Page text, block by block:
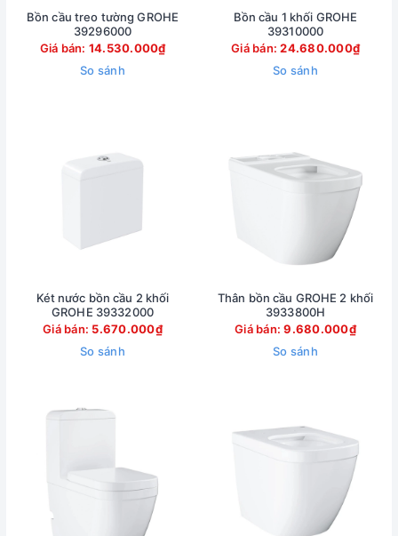
Bồn cầu treo tường GROHE
39296000
Giá bán: 14.530.000₫
So sánh
Bồn cầu 1 khối GROHE
39310000
Giá bán:24.680.000₫
So sánh
Két nước bồn cầu 2 khối
GROHE 39332000
Giá bán: 5.670.000₫
So sánh
Thân bồn cầu GROHE 2 khối
3933800H
Giá bán:9.680.000₫
So sánh